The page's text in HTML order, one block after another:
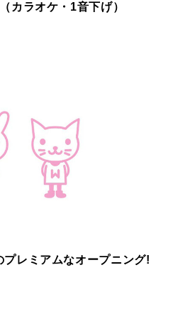
カラオケ・1音下げ）
レミアムなオープニング!